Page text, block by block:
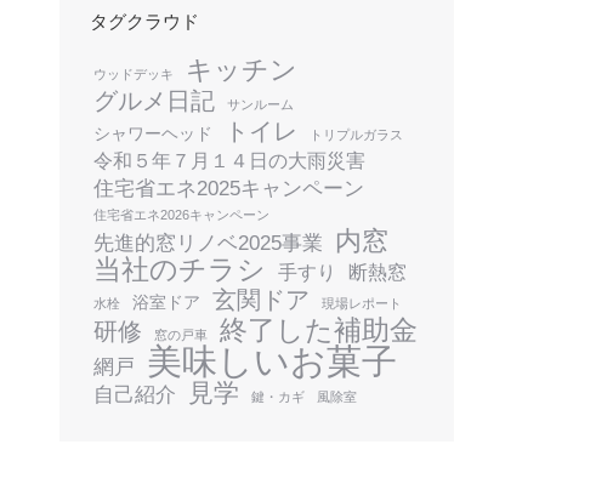
タグクラウド
ウッドデッキ キッチン
グルメ日記 サンルーム
シャワーヘッド トイレ トリプルガラス
令和５年７月１４日の大雨災害
住宅省エネ2025キャンペーン
住宅省エネ2026キャンペーン
先進的窓リノベ2025事業 内窓
当社のチラシ 手すり 断熱窓
水栓 浴室ドア 玄関ドア 現場レポート
研修 窓の戸車 終了した補助金
網戸 美味しいお菓子
自己紹介 見学 鍵・カギ 風除室